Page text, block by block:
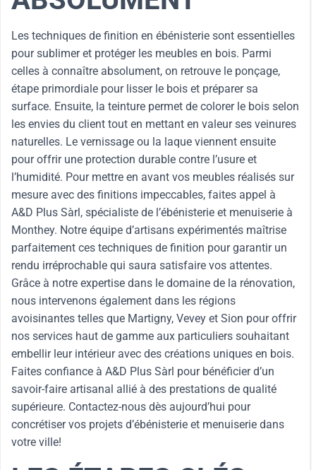
Les techniques de finition en ébénisterie sont essentielles
pour sublimer et protéger les meubles en bois. Parmi
celles à connaître absolument, on retrouve le ponçage,
étape primordiale pour lisser le bois et préparer sa
surface. Ensuite, la teinture permet de colorer le bois selon
les envies du client tout en mettant en valeur ses veinures
naturelles. Le vernissage ou la laque viennent ensuite
pour offrir une protection durable contre l’usure et
l’humidité. Pour mettre en avant vos meubles réalisés sur
mesure avec des finitions impeccables, faites appel à
A&D Plus Sàrl, spécialiste de l’ébénisterie et menuiserie à
Monthey. Notre équipe d’artisans expérimentés maîtrise
parfaitement ces techniques de finition pour garantir un
rendu irréprochable qui saura satisfaire vos attentes.
Grâce à notre expertise dans le domaine de la rénovation,
nous intervenons également dans les régions
avoisinantes telles que Martigny, Vevey et Sion pour offrir
nos services haut de gamme aux particuliers souhaitant
embellir leur intérieur avec des créations uniques en bois.
Faites confiance à A&D Plus Sàrl pour bénéficier d’un
savoir-faire artisanal allié à des prestations de qualité
supérieure. Contactez-nous dès aujourd’hui pour
concrétiser vos projets d’ébénisterie et menuiserie dans
votre ville!